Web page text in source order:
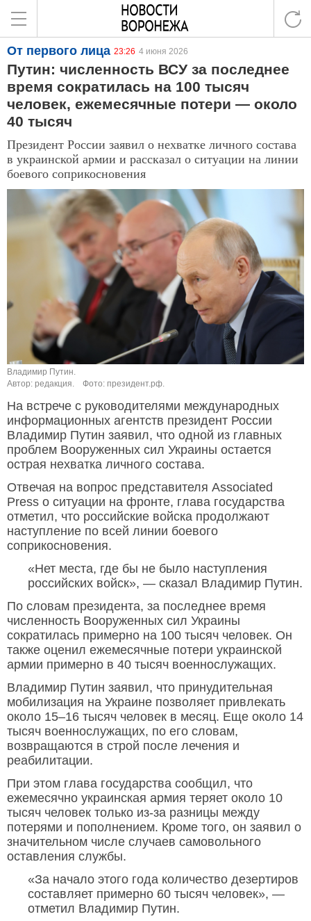
От первого лица 23:26 4 июня 2026
Путин: численность ВСУ за последнее
время сократилась на 100 тысяч
человек, ежемесячные потери — около
40 тысяч
Президент России заявил о нехватке личного состава
в украинской армии и рассказал о ситуации на линии
боевого соприкосновения
Владимир Путин.
Автор: редакция.
Фото: президент.рф.
На встрече с руководителями международных
информационных агентств президент России
Владимир Путин заявил, что одной из главных
проблем Вооруженных сил Украины остается
острая нехватка личного состава.
Отвечая на вопрос представителя Associated
Press о ситуации на фронте, глава государства
отметил, что российские войска продолжают
наступление по всей линии боевого
соприкосновения.
«Нет места, где бы не было наступления
российских войск», — сказал Владимир Путин.
По словам президента, за последнее время
численность Вооруженных сил Украины
сократилась примерно на 100 тысяч человек. Он
также оценил ежемесячные потери украинской
армии примерно в 40 тысяч военнослужащих.
Владимир Путин заявил, что принудительная
мобилизация на Украине позволяет привлекать
около 15–16 тысяч человек в месяц. Еще около 14
тысяч военнослужащих, по его словам,
возвращаются в строй после лечения и
реабилитации.
При этом глава государства сообщил, что
ежемесячно украинская армия теряет около 10
тысяч человек только из-за разницы между
потерями и пополнением. Кроме того, он заявил о
значительном числе случаев самовольного
оставления службы.
«За начало этого года количество дезертиров
составляет примерно 60 тысяч человек», —
отметил Владимир Путин.